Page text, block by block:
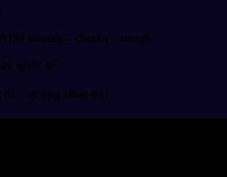
nhanh – chuẩn – mượt
quốc tế
– sướng thiệt đó!